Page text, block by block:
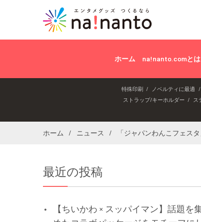
ホーム na!nanto.comとは
特殊印刷 ノベルティに最適
ストラップ/キーホルダー
ス
ホーム ニュース 「ジャパンわんこフェス
最近の投稿
【ちいかわ × スッパイマン】話題を